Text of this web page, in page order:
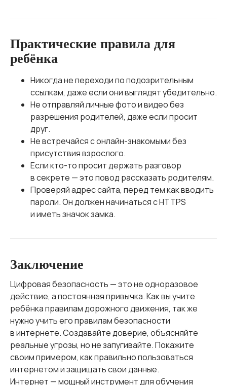
Практические правила для
ребёнка
Никогда не переходи по подозрительным
ссылкам, даже если они выглядят убедительно.
Не отправляй личные фото и видео без
разрешения родителей, даже если просит
друг.
Не встречайся с онлайн-знакомыми без
присутствия взрослого.
Если кто-то просит держать разговор
в секрете — это повод рассказать родителям.
Проверяй адрес сайта, перед тем как вводить
пароли. Он должен начинаться с HTTPS
и иметь значок замка.
Заключение
Цифровая безопасность — это не одноразовое
действие, а постоянная привычка. Как вы учите
ребёнка правилам дорожного движения, так же
нужно учить его правилам безопасности
в интернете. Создавайте доверие, объясняйте
реальные угрозы, но не запугивайте. Покажите
своим примером, как правильно пользоваться
интернетом и защищать свои данные.
Интернет — мощный инструмент для обучения